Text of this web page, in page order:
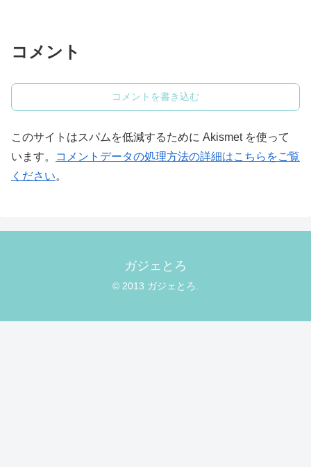
コメント
コメントを書き込む
このサイトはスパムを低減するために Akismet を使って
います。
コメントデータの処理方法の詳細はこちらをご覧
ください。
ガジェとろ
© 2013 ガジェとろ.